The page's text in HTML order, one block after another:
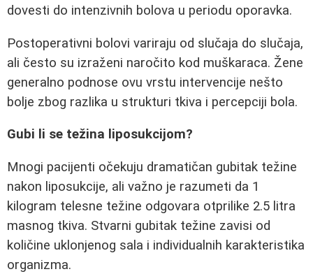
dovesti do intenzivnih bolova u periodu oporavka.
Postoperativni bolovi variraju od slučaja do slučaja,
ali često su izraženi naročito kod muškaraca. Žene
generalno podnose ovu vrstu intervencije nešto
bolje zbog razlika u strukturi tkiva i percepciji bola.
Gubi li se težina liposukcijom?
Mnogi pacijenti očekuju dramatičan gubitak težine
nakon liposukcije, ali važno je razumeti da 1
kilogram telesne težine odgovara otprilike 2.5 litra
masnog tkiva. Stvarni gubitak težine zavisi od
količine uklonjenog sala i individualnih karakteristika
organizma.